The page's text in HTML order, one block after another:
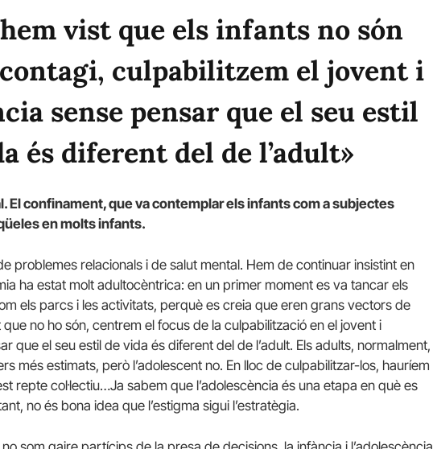
vist que els infants no són
culpabilitzem el jovent i
sense pensar que el seu estil
és diferent del de l’adult»
El confinament, que va contemplar els infants com a subjectes
en molts infants.
problemes relacionals i de salut mental. Hem de continuar insistint en
ha estat molt adultocèntrica: en un primer moment es va tancar els
els parcs i les activitats, perquè es creia que eren grans vectors de
no ho són, centrem el focus de la culpabilització en el jovent i
que el seu estil de vida és diferent del de l’adult. Els adults, normalment,
més estimats, però l’adolescent no. En lloc de culpabilitzar-los, hauríem
repte col·lectiu…Ja sabem que l’adolescència és una etapa en què es
no és bona idea que l’estigma sigui l’estratègia.